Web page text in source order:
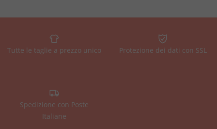
Tutte le taglie a prezzo unico Protezione dei dati con SSL
Spedizione con Poste
Italiane